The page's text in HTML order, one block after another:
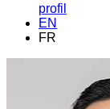
profil
EN
FR